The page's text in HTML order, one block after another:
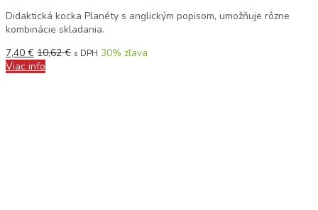
Didaktická kocka Planéty s anglickým popisom, umožňuje rôzne
kombinácie skladania.
7,40 € 10,62€ s DPH 30% zľava
Viac info